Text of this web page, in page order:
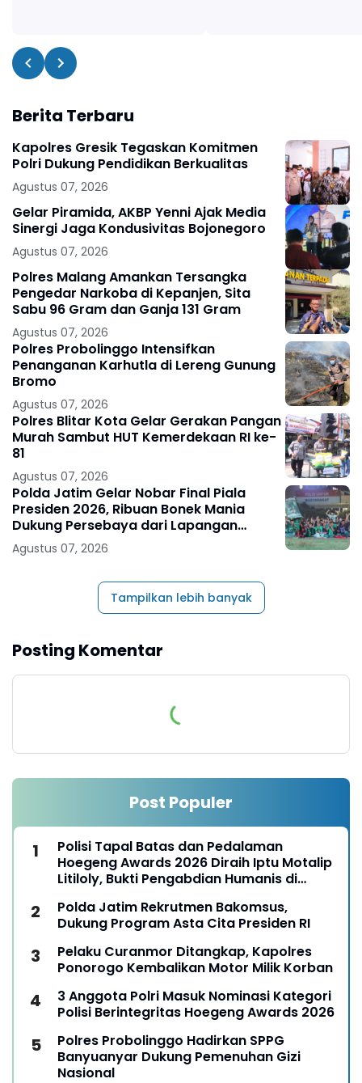
Berita Terbaru
Kapolres Gresik Tegaskan Komitmen
Polri Dukung Pendidikan Berkualitas
Agustus 07, 2026
Gelar Piramida, AKBP Yenni Ajak Media
Sinergi Jaga Kondusivitas Bojonegoro
Agustus 07, 2026
Polres Malang Amankan Tersangka
Pengedar Narkoba di Kepanjen, Sita
Sabu 96 Gram dan Ganja 131 Gram
Agustus 07, 2026
Polres Probolinggo Intensifkan
Penanganan Karhutla di Lereng Gunung
Bromo
Agustus 07, 2026
Polres Blitar Kota Gelar Gerakan Pangan
Murah Sambut HUT Kemerdekaan RI ke-
81
Agustus 07, 2026
Polda Jatim Gelar Nobar Final Piala
Presiden 2026, Ribuan Bonek Mania
Dukung Persebaya dari Lapangan
Mapolda
Agustus 07, 2026
Tampilkan lebih banyak
Posting Komentar
Post Populer
Polisi Tapal Batas dan Pedalaman
Hoegeng Awards 2026 Diraih Iptu Motalip
Litiloly, Bukti Pengabdian Humanis di
Polda Jatim Rekrutmen Bakomsus,
Dukung Program Asta Cita Presiden RI
Pelaku Curanmor Ditangkap, Kapolres
Ponorogo Kembalikan Motor Milik Korban
3 Anggota Polri Masuk Nominasi Kategori
Polisi Berintegritas Hoegeng Awards 2026
Polres Probolinggo Hadirkan SPPG
Banyuanyar Dukung Pemenuhan Gizi
Nasional